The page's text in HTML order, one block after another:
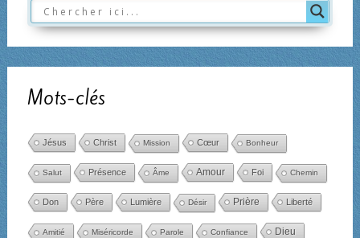
Mots-clés
Jésus Christ Mission Cœur Bonheur
Salut Présence Âme Amour Foi Chemin
Don Père Lumière Désir Prière Liberté
Amitié Miséricorde Parole Confiance Dieu